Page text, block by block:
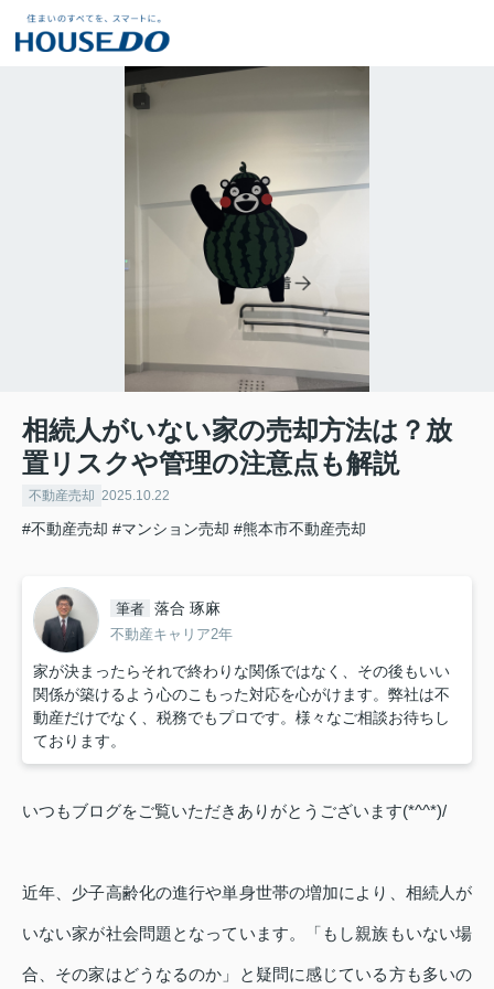
相続人がいない家の売却方法は？放
置リスクや管理の注意点も解説
不動産売却 2025.10.22
#不動産売却 #マンション売却 #熊本市不動産売却
筆者 落合 琢麻
不動産キャリア2年
家が決まったらそれで終わりな関係ではなく、その後もいい
関係が築けるよう心のこもった対応を心がけます。弊社は不
動産だけでなく、税務でもプロです。様々なご相談お待ちし
ております。
いつもブログをご覧いただきありがとうございます(*^^*)/
近年、少子高齢化の進行や単身世帯の増加により、相続人が
いない家が社会問題となっています。「もし親族もいない場
合、その家はどうなるのか」と疑問に感じている方も多いの